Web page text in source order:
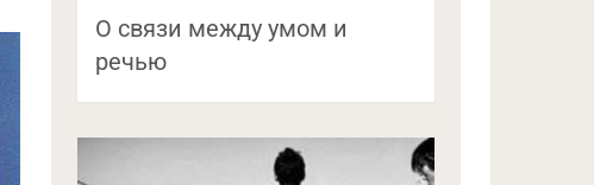
О связи между умом и
речью